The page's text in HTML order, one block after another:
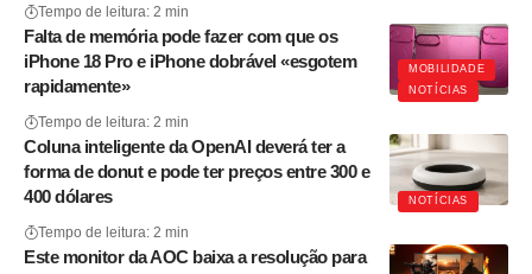
Tempo de leitura: 2 min
MOBILIDADE
NOTÍCIAS
Falta de memória pode fazer com que os
iPhone 18 Pro e iPhone dobrável «esgotem
rapidamente»
Tempo de leitura: 2 min
NOTÍCIAS
Coluna inteligente da OpenAI deverá ter a
forma de donut e pode ter preços entre 300 e
400 dólares
Tempo de leitura: 2 min
Este monitor da AOC baixa a resolução para